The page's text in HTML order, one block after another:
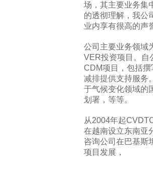
场，其主要业务集
的透彻理解，我公
业内享有很高的声
公司主要业务领域
VER投资项目。自
CDM项目，包括
减排提供支持服务
于气候变化领域的
划署，等等。
从2004年起
在越南设立东南亚
咨询公司在巴基斯
项目发展，